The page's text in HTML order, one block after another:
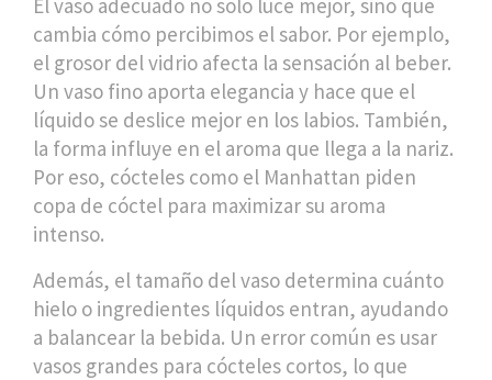
El vaso adecuado no solo luce mejor, sino que
cambia cómo percibimos el sabor. Por ejemplo,
el grosor del vidrio afecta la sensación al beber.
Un vaso fino aporta elegancia y hace que el
líquido se deslice mejor en los labios. También,
la forma influye en el aroma que llega a la nariz.
Por eso, cócteles como el Manhattan piden
copa de cóctel para maximizar su aroma
intenso.
Además, el tamaño del vaso determina cuánto
hielo o ingredientes líquidos entran, ayudando
a balancear la bebida. Un error común es usar
vasos grandes para cócteles cortos, lo que